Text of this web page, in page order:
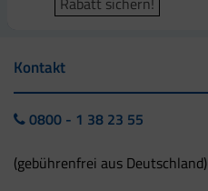
Kontakt
0800 - 1 38 23 55
(gebührenfrei aus Deutschland)